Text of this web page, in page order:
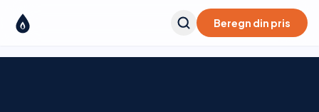
Beregn din pris